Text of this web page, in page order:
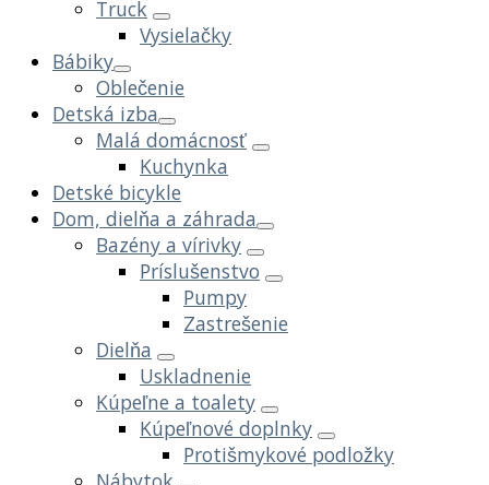
Truck
Vysielačky
Bábiky
Oblečenie
Detská izba
Malá domácnosť
Kuchynka
Detské bicykle
Dom, dielňa a záhrada
Bazény a vírivky
Príslušenstvo
Pumpy
Zastrešenie
Dielňa
Uskladnenie
Kúpeľne a toalety
Kúpeľnové doplnky
Protišmykové podložky